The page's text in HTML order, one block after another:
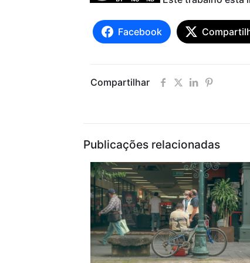
Facebook
Compartilhar
Publicações relacionadas